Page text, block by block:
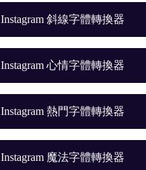
Instagram 斜線字體轉換器
Instagram 心情字體轉換器
Instagram 熱門字體轉換器
Instagram 魔法字體轉換器